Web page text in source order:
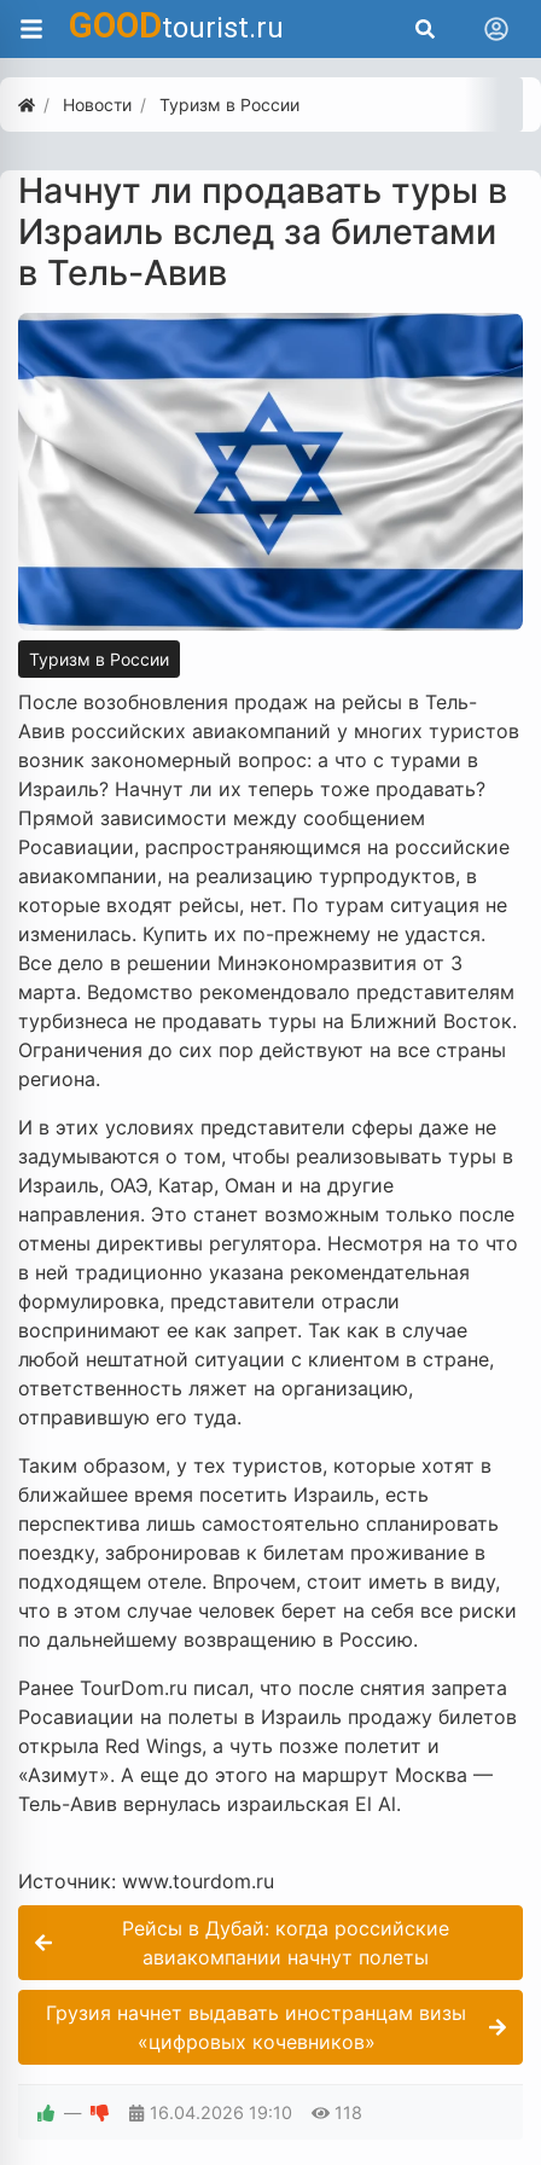
GOODtourist.ru
Новости Туризм в России
Начнут ли продавать туры в
Израиль вслед за билетами
в Тель-Авив
Туризм в России
После возобновления продаж на рейсы в Тель-
Авив российских авиакомпаний у многих туристов
возник закономерный вопрос: а что с турами в
Израиль? Начнут ли их теперь тоже продавать?
Прямой зависимости между сообщением
Росавиации, распространяющимся на российские
авиакомпании, на реализацию турпродуктов, в
которые входят рейсы, нет. По турам ситуация не
изменилась. Купить их по-прежнему не удастся.
Все дело в решении Минэкономразвития от 3
марта. Ведомство рекомендовало представителям
турбизнеса не продавать туры на Ближний Восток.
Ограничения до сих пор действуют на все страны
региона.
И в этих условиях представители сферы даже не
задумываются о том, чтобы реализовывать туры в
Израиль, ОАЭ, Катар, Оман и на другие
направления. Это станет возможным только после
отмены директивы регулятора. Несмотря на то что
в ней традиционно указана рекомендательная
формулировка, представители отрасли
воспринимают ее как запрет. Так как в случае
любой нештатной ситуации с клиентом в стране,
ответственность ляжет на организацию,
отправившую его туда.
Таким образом, у тех туристов, которые хотят в
ближайшее время посетить Израиль, есть
перспектива лишь самостоятельно спланировать
поездку, забронировав к билетам проживание в
подходящем отеле. Впрочем, стоит иметь в виду,
что в этом случае человек берет на себя все риски
по дальнейшему возвращению в Россию.
Ранее TourDom.ru писал, что после снятия запрета
Росавиации на полеты в Израиль продажу билетов
открыла Red Wings, а чуть позже полетит и
«Азимут». А еще до этого на маршрут Москва —
Тель-Авив вернулась израильская El Al.
Источник: www.tourdom.ru
Рейсы в Дубай: когда российские
авиакомпании начнут полеты
Грузия начнет выдавать иностранцам визы
«цифровых кочевников»
— 16.04.2026 19:10 118